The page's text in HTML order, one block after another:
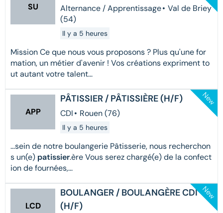
SU Alternance / Apprentissage• Val de Briey
(54)
Il y a 5 heures
Mission Ce que nous vous proposons ? Plus qu'une for
mation, un métier d'avenir ! Vos créations expriment to
ut autant votre talent...
APP
PÂTISSIER / PÂTISSIÈRE (H/F)
CDI• Rouen (76)
Il y a 5 heures
...sein de notre boulangerie Pâtisserie, nous recherchon
s un(e) patissier.ère Vous serez chargé(e) de la confect
ion de fournées,...
New
LCD
BOULANGER / BOULANGÈRE CDI
(H/F)
New